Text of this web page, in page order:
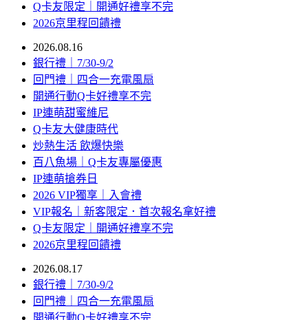
Q卡友限定｜開通好禮享不完
2026京里程回饋禮
2026.08.16
銀行禮｜7/30-9/2
回門禮｜四合一充電風扇
開通行動Q卡好禮享不完
IP連萌甜蜜維尼
Q卡友大健康時代
炒熱生活 飲爆快樂
百八魚場｜Q卡友專屬優惠
IP連萌搶券日
2026 VIP獨享｜入會禮
VIP報名｜新客限定．首次報名拿好禮
Q卡友限定｜開通好禮享不完
2026京里程回饋禮
2026.08.17
銀行禮｜7/30-9/2
回門禮｜四合一充電風扇